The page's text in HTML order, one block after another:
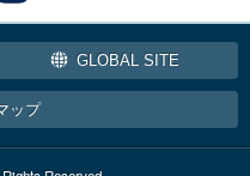
GLOBAL SITE
ップ